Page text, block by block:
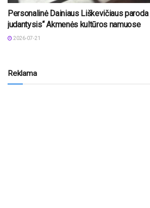
Personalinė Dainiaus Liškevičiaus paroda
judantysis“ Akmenės kultūros namuose
2026-07-21
Reklama